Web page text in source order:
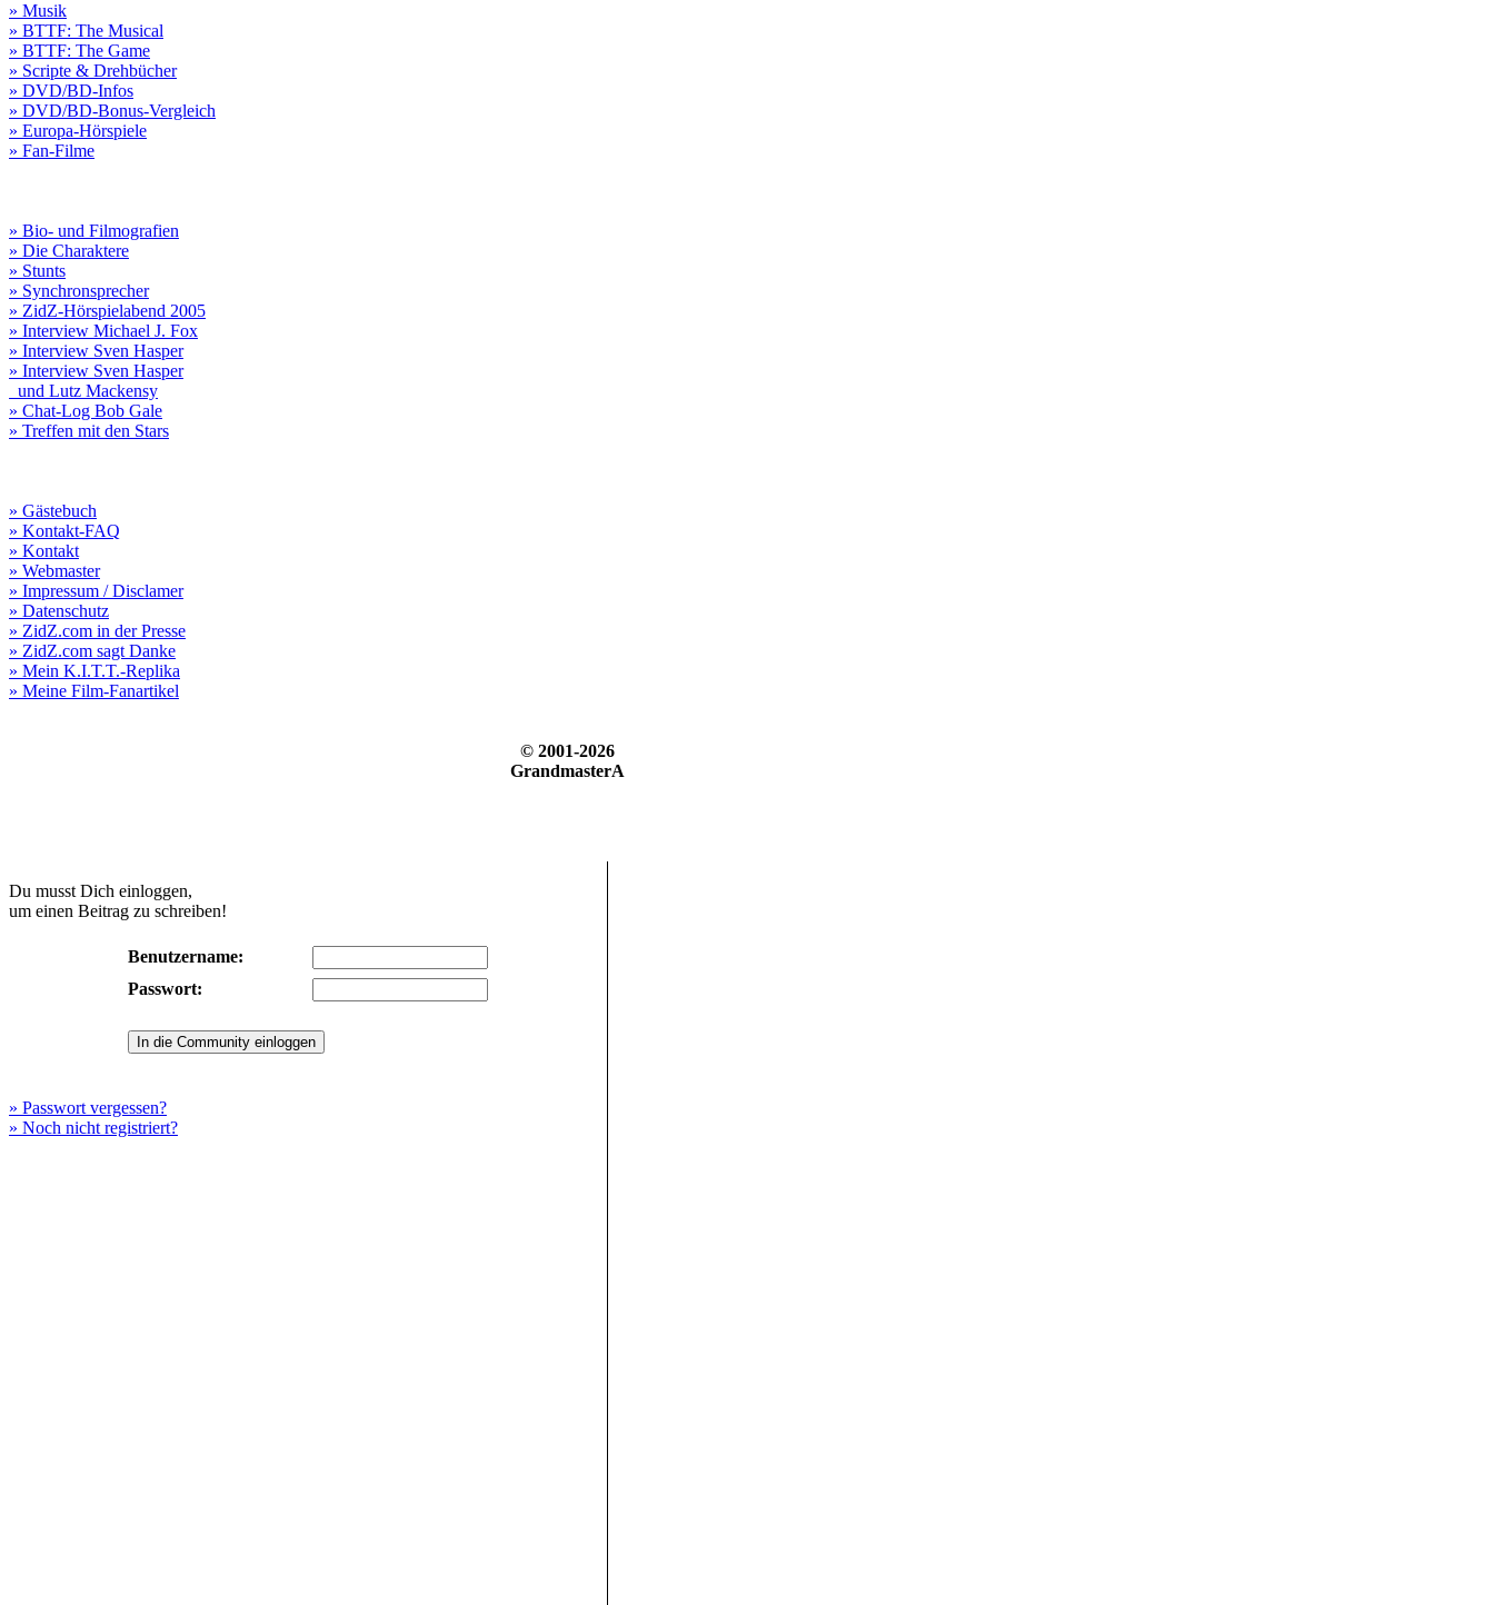
» Musik
» BTTF: The Musical
» BTTF: The Game
» Scripte & Drehbücher
» DVD/BD-Infos
» DVD/BD-Bonus-Vergleich
» Europa-Hörspiele
» Fan-Filme
» Bio- und Filmografien
» Die Charaktere
» Stunts
» Synchronsprecher
» ZidZ-Hörspielabend 2005
» Interview Michael J. Fox
» Interview Sven Hasper
» Interview Sven Hasper
und Lutz Mackensy
» Chat-Log Bob Gale
» Treffen mit den Stars
» Gästebuch
» Kontakt-FAQ
» Kontakt
» Webmaster
» Impressum / Disclamer
» Datenschutz
» ZidZ.com in der Presse
» ZidZ.com sagt Danke
» Mein K.I.T.T.-Replika
» Meine Film-Fanartikel
© 2001-2026
GrandmasterA
Du musst Dich einloggen,
um einen Beitrag zu schreiben!
Benutzername:
Passwort:
» Passwort vergessen?
» Noch nicht registriert?